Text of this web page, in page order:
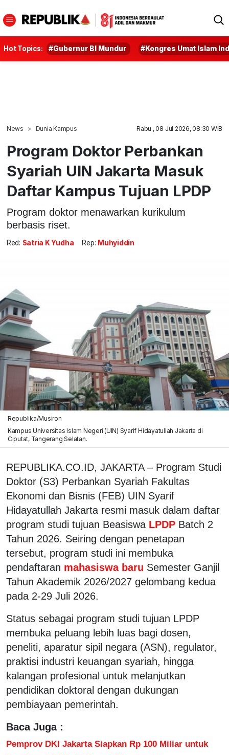
Hot Topics: #Gubernur BI Mundur #Kongres Umat Islam
News Dunia Kampus Rabu , 08 Jul 2026, 08:30 WIB
Program Doktor Perbankan
Syariah UIN Jakarta Masuk
Daftar Kampus Tujuan LPDP
Program doktor menawarkan kurikulum
berbasis riset.
Red: Satria K Yudha Rep: Muhyiddin
Republika/Musiron
Kampus Universitas Islam Negeri (UIN) Syarif Hidayatullah Jakarta di
Ciputat, Tangerang Selatan.
REPUBLIKA.CO.ID, JAKARTA – Program Studi
Doktor (S3) Perbankan Syariah Fakultas
Ekonomi dan Bisnis (FEB) UIN Syarif
Hidayatullah Jakarta resmi masuk dalam daftar
program studi tujuan Beasiswa LPDP Batch 2
Tahun 2026. Seiring dengan penetapan
tersebut, program studi ini membuka
pendaftaran mahasiswa baru Semester Ganjil
Tahun Akademik 2026/2027 gelombang kedua
pada 2-29 Juli 2026.
Status sebagai program studi tujuan LPDP
membuka peluang lebih luas bagi dosen,
peneliti, aparatur sipil negara (ASN), regulator,
praktisi industri keuangan syariah, hingga
kalangan profesional untuk melanjutkan
pendidikan doktoral dengan dukungan
pembiayaan pemerintah.
Baca Juga :
Pemprov DKI Jakarta Siapkan Rp 100 Miliar untuk